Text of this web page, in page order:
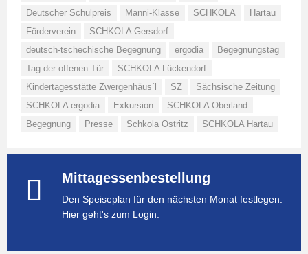
Deutscher Schulpreis
Manni-Klasse SCHKOLA
Hartau
Förderverein
SCHKOLA Gersdorf
deutsch-tschechische Begegnung
ergodia
Begegnungstag
Tag der offenen Tür
SCHKOLA Lückendorf
Kindertagesstätte Zwergenhäus´l
SZ
Sächsische Zeitung
SCHKOLA ergodia
Exkursion
SCHKOLA Oberland
Begegnung
Presse Schkola Ostritz SCHKOLA Hartau
Mittagessenbestellung
Den Speiseplan für den nächsten Monat festlegen.
Hier geht's zum Login.